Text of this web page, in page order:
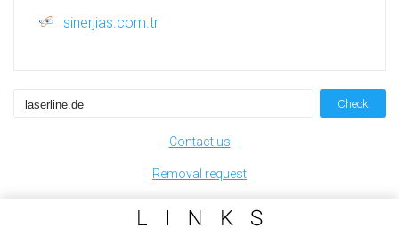
sinerjias.com.tr
Check
Contact us
Removal request